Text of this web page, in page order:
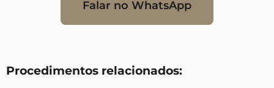
Falar no WhatsApp
Procedimentos relacionados: